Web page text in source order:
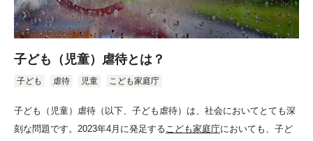
子ども（児童）虐待とは？
子ども 虐待 児童 こども家庭庁
子ども（児童）虐待（以下、子ども虐待）は、社会においてとても深
刻な問題です。2023年4月に発足するこども家庭庁においても、子ど